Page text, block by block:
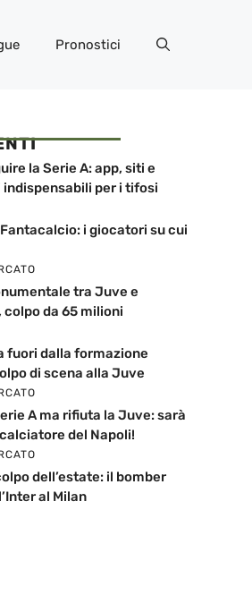
Pronostici
la Serie A: app, siti e
per i tifosi
i giocatori su cui
tra Juve e
colpo da 65 milioni
fuori dalla formazione
di scena alla Juve
A ma rifiuta la Juve: sarà
del Napoli!
dell’estate: il bomber
al Milan